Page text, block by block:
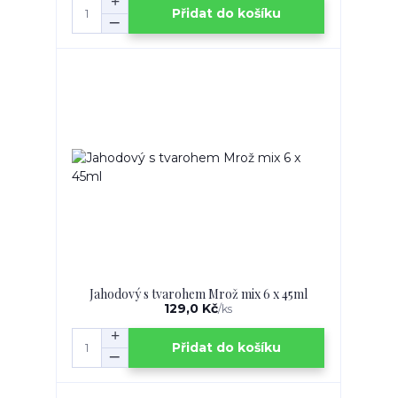
Přidat do košíku
Jahodový s tvarohem Mrož mix 6 x 45ml
129,0 Kč/ks
Přidat do košíku